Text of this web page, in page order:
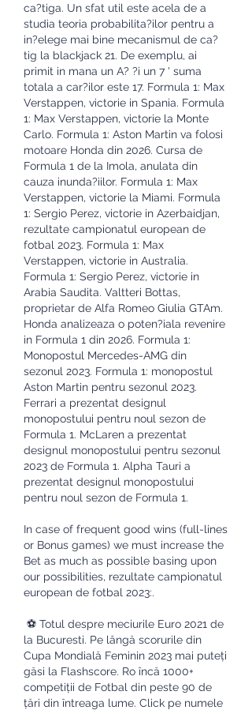
ca?tiga. Un sfat util este acela de a
studia teoria probabilita?ilor pentru a
in?elege mai bine mecanismul de ca?
tig la blackjack 21. De exemplu, ai
primit in mana un A? ?i un 7 ' suma
totala a car?ilor este 17. Formula 1: Max
Verstappen, victorie in Spania. Formula
1: Max Verstappen, victorie la Monte
Carlo. Formula 1: Aston Martin va folosi
motoare Honda din 2026. Cursa de
Formula 1 de la Imola, anulata din
cauza inunda?iilor. Formula 1: Max
Verstappen, victorie la Miami. Formula
1: Sergio Perez, victorie in Azerbaidjan,
rezultate campionatul european de
fotbal 2023. Formula 1: Max
Verstappen, victorie in Australia.
Formula 1: Sergio Perez, victorie in
Arabia Saudita. Valtteri Bottas,
proprietar de Alfa Romeo Giulia GTAm.
Honda analizeaza o poten?iala revenire
in Formula 1 din 2026. Formula 1:
Monopostul Mercedes-AMG din
sezonul 2023. Formula 1: monopostul
Aston Martin pentru sezonul 2023.
Ferrari a prezentat designul
monopostului pentru noul sezon de
Formula 1. McLaren a prezentat
designul monopostului pentru sezonul
2023 de Formula 1. Alpha Tauri a
prezentat designul monopostului
pentru noul sezon de Formula 1.
In case of frequent good wins (full-lines
or Bonus games) we must increase the
Bet as much as possible basing upon
our possibilities, rezultate campionatul
european de fotbal 2023:.
la Bucuresti. Pe lângă scorurile din
Cupa Mondială Feminin 2023 mai puteți
găsi la Flashscore. Ro încă 1000+
competiții de Fotbal din peste 90 de
țări din întreaga lume. Click pe numele